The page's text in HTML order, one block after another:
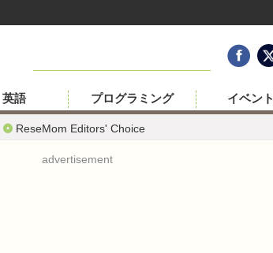
ReseMom Editors' Choice
英語 プログラミング イベント
advertisement